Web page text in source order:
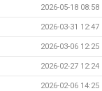
2026-05-18 08:58
2026-03-31 12:47
2026-03-06 12:25
2026-02-27 12:24
2026-02-06 14:25